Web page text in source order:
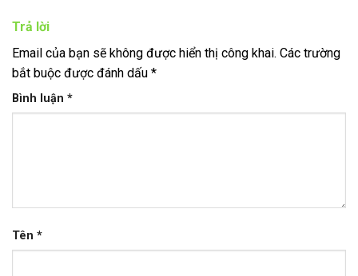
Trả lời
Email của bạn sẽ không được hiển thị công khai. Các trường
bắt buộc được đánh dấu *
Bình luận *
Tên *